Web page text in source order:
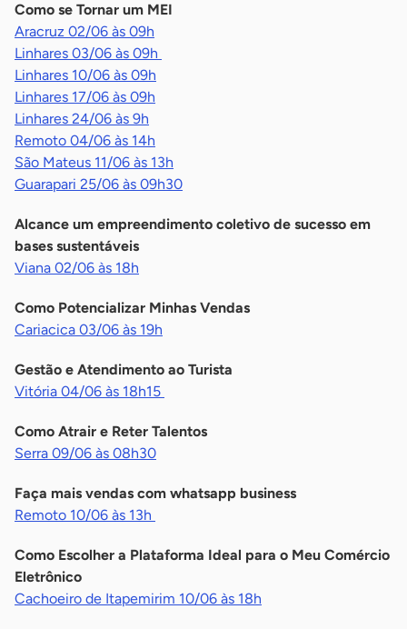
Como se Tornar um MEI
Aracruz 02/06 às 09h
Linhares 03/06 às 09h
Linhares 10/06 às 09h
Linhares 17/06 às 09h
Linhares 24/06 às 9h
Remoto 04/06 às 14h
São Mateus 11/06 às 13h
Guarapari 25/06 às 09h30
Alcance um empreendimento coletivo de sucesso em
bases sustentáveis
Viana 02/06 às 18h
Como Potencializar Minhas Vendas
Cariacica 03/06 às 19h
Gestão e Atendimento ao Turista
Vitória 04/06 às 18h15
Como Atrair e Reter Talentos
Serra 09/06 às 08h30
Faça mais vendas com whatsapp business
Remoto 10/06 às 13h
Como Escolher a Plataforma Ideal para o Meu Comércio
Eletrônico
Cachoeiro de Itapemirim 10/06 às 18h